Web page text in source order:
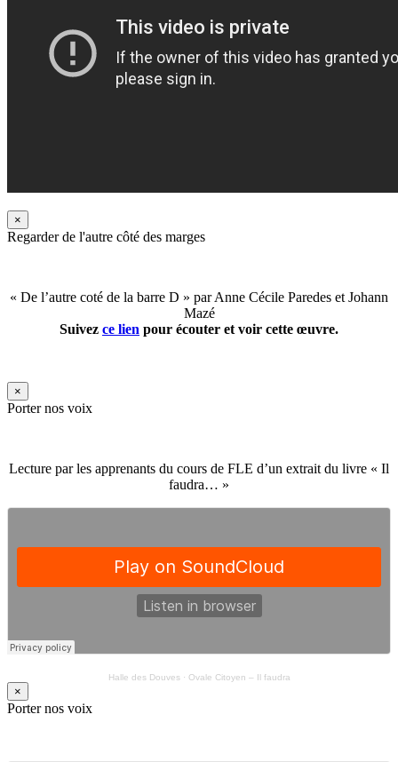
×
Regarder de l'autre côté des marges
« De l’autre coté de la barre D » par Anne Cécile Paredes et Johann
Mazé
Suivez ce lien pour écouter et voir cette œuvre.
×
Porter nos voix
Lecture par les apprenants du cours de FLE d’un extrait du livre « Il
faudra… »
Halle des Douves· Ovale Citoyen – Il faudra
×
Porter nos voix